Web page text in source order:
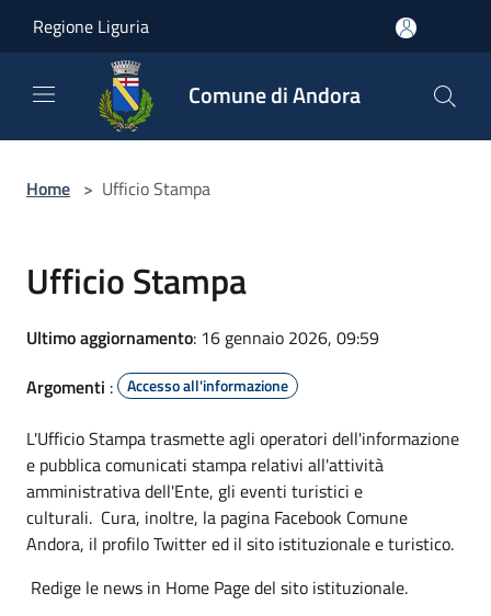
Regione Liguria
Comune di Andora
Home > Ufficio Stampa
Ufficio Stampa
Ultimo aggiornamento: 16 gennaio 2026, 09:59
Argomenti : Accesso all'informazione
L'Ufficio Stampa trasmette agli operatori dell'informazione
e pubblica comunicati stampa relativi all'attività
amministrativa dell'Ente, gli eventi turistici e
culturali. Cura, inoltre, la pagina Facebook Comune
Andora, il profilo Twitter ed il sito istituzionale e turistico.
Redige le news in Home Page del sito istituzionale.